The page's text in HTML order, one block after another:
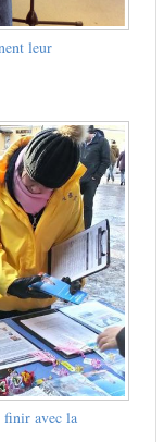
leur
finir avec la